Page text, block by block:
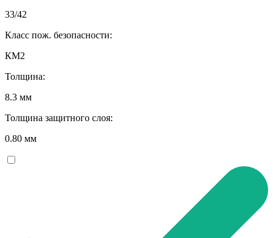
33/42
Класс пож. безопасности:
КМ2
Толщина:
8.3 мм
Толщина защитного слоя:
0.80 мм